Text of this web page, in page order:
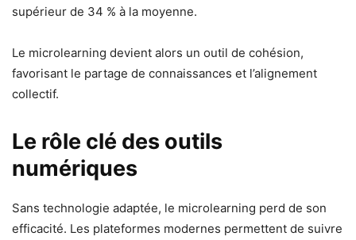
supérieur de 34 % à la moyenne.
Le microlearning devient alors un outil de cohésion,
favorisant le partage de connaissances et l’alignement
collectif.
Le rôle clé des outils
numériques
Sans technologie adaptée, le microlearning perd de son
efficacité. Les plateformes modernes permettent de suivre